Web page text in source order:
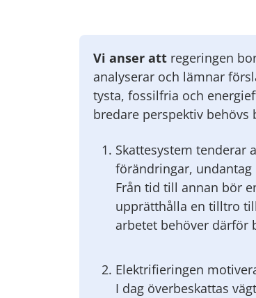
Vi anser att regeringen
analyserar och lämnar
tysta, fossilfria och
bredare perspektiv behövs
Skattesystem tenderar
förändringar,
Från tid till annan bör
upprätthålla en tilltro
arbetet behöver därför
Elektrifieringen
I dag överbeskattas